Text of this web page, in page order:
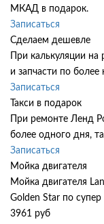
МКАД в подарок.
Записаться
Сделаем дешевле
При калькуляции
и запчасти по более
Записаться
Такси в подарок
При ремонте Ленд
более одного дня,
Записаться
Мойка двигателя
Мойка двигателя
Golden Star по супер
3961 руб